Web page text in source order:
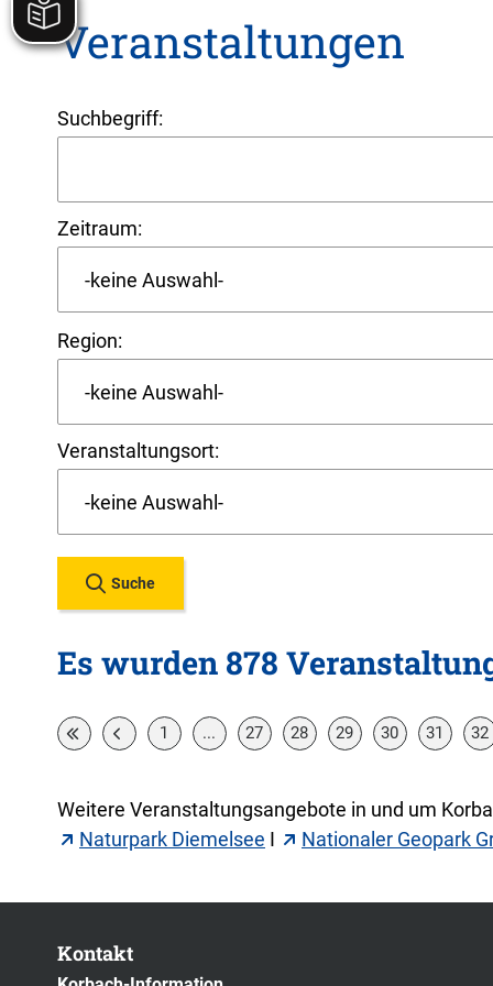
Veranstaltungen
Suchbegriff:
Zeitraum:
Region:
Veranstaltungsort:
Suche
Es wurden 878
1 ... 27 28 29 30 31 32
Weitere Veranstaltungsangebote in und um
Naturpark Diemelsee I Nationaler Geopark
Kontakt